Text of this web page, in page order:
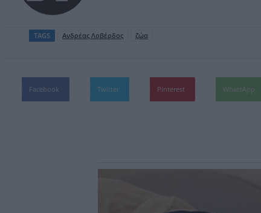
TAGS Ανδρέας Λοβέρδος ζώα
Facebook Twitter Pinterest WhatsApp